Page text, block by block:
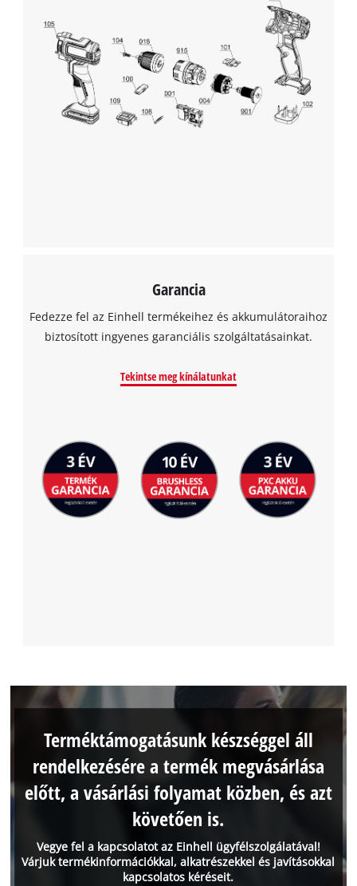
This content is not permitted to load due
to trackers that are not disclosed to the
visitor. The website owner needs to setup
the site with their CMP to add this content
to the list of technologies used.
Powered byUsercentrics Consent
Management Platform
Garancia
Fedezze fel az Einhell termékeihez és akkumulátoraihoz
biztosított ingyenes garanciális szolgáltatásainkat.
Tekintse meg kínálatunkat
Vegye fel a kapcsolatot az Einhell ügyfélszolgálatával!
Várjuk termékinformációkkal, alkatrészekkel és javításokkal
kapcsolatos kéréseit.
Terméktámogatásunk készséggel áll
rendelkezésére a termék megvásárlása
előtt, a vásárlási folyamat közben, és azt
követően is.